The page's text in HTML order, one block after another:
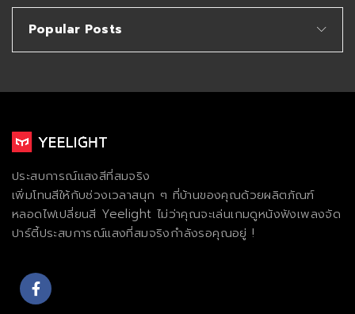
Popular Posts
ประสบการณ์แสงสีที่สมจริง
เพิ่มโทนสีให้กับช่วงเวลาสนุก ๆ ที่บ้านของคุณด้วยผลิตภัณฑ์
หลอดไฟเปลี่ยนสี Yeelight ไม่ว่าคุณจะเล่นเกมดูหนังฟังเพลงจัด
ปาร์ตี้ประสบการณ์แสงที่สมจริงกําลังรอคุณอยู่ !